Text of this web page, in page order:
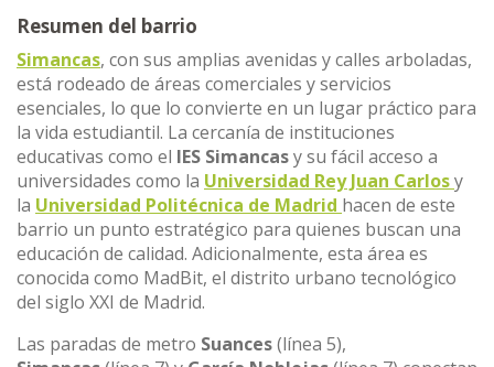
Resumen del barrio
Simancas, con sus amplias avenidas y calles arboladas,
está rodeado de áreas comerciales y servicios
esenciales, lo que lo convierte en un lugar práctico para
la vida estudiantil. La cercanía de instituciones
educativas como el IES Simancasy su fácil acceso a
universidades como la Universidad Rey Juan Carlosy
la Universidad Politécnica de Madrid hacen de este
barrio un punto estratégico para quienes buscan una
educación de calidad. Adicionalmente, esta área es
conocida como MadBit, el distrito urbano tecnológico
del siglo XXI de Madrid.
Las paradas de metro Suances(línea 5),